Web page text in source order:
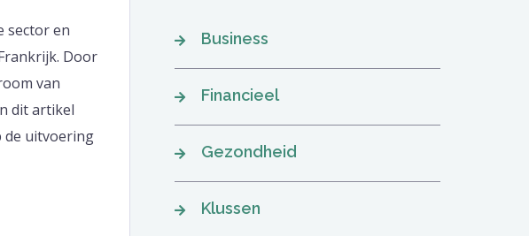
sector en
Door
van
dit artikel
de uitvoering
Business
Financieel
Gezondheid
Klussen